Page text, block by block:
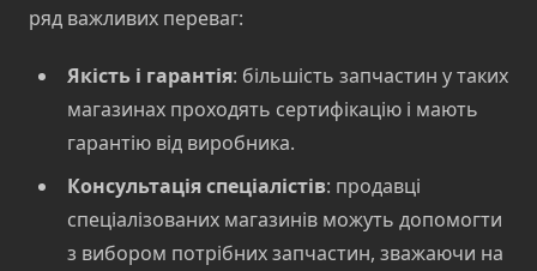
ряд важливих переваг:
Якість і гарантія: більшість запчастин у таких
магазинах проходять сертифікацію і мають
гарантію від виробника.
Консультація спеціалістів: продавці
спеціалізованих магазинів можуть допомогти
з вибором потрібних запчастин, зважаючи на